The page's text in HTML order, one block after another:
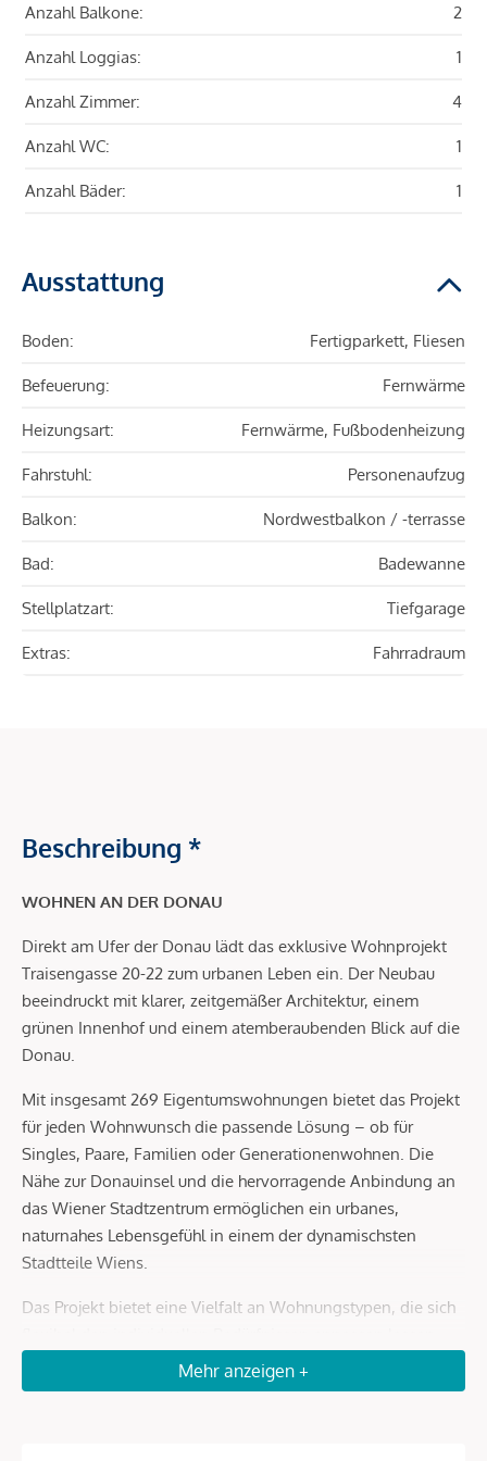
Anzahl Balkone: 2
Anzahl Loggias: 1
Anzahl Zimmer: 4
Anzahl WC: 1
Anzahl Bäder: 1
Ausstattung
Boden: Fertigparkett, Fliesen
Befeuerung: Fernwärme
Heizungsart: Fernwärme, Fußbodenheizung
Fahrstuhl: Personenaufzug
Balkon: Nordwestbalkon / -terrasse
Bad: Badewanne
Stellplatzart: Tiefgarage
Extras: Fahrradraum
Beschreibung *
WOHNEN AN DER DONAU
Direkt am Ufer der Donau lädt das exklusive Wohnprojekt
Traisengasse 20-22 zum urbanen Leben ein. Der Neubau
beeindruckt mit klarer, zeitgemäßer Architektur, einem
grünen Innenhof und einem atemberaubenden Blick auf die
Donau.
Mit insgesamt 269 Eigentumswohnungen bietet das Projekt
für jeden Wohnwunsch die passende Lösung – ob für
Singles, Paare, Familien oder Generationenwohnen. Die
Nähe zur Donauinsel und die hervorragende Anbindung an
das Wiener Stadtzentrum ermöglichen ein urbanes,
naturnahes Lebensgefühl in einem der dynamischsten
Stadtteile Wiens.
Das Projekt bietet eine Vielfalt an Wohnungstypen, die sich
Die sorgfältig gestalteten 2- bis 4-Zimmer-Wohnungen
nutzen den verfügbaren Raum optimal und bieten höchsten
Mehr anzeigen +